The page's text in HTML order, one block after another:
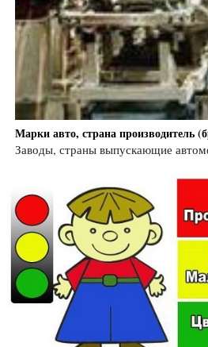
Марки авто, страна производитель
Заводы, страны выпускающие